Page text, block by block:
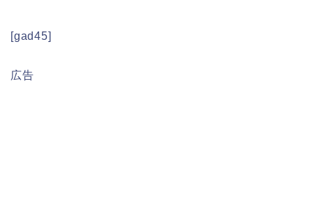
[gad45]
広告